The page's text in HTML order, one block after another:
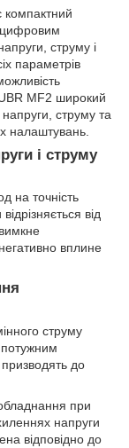
струму і
параметрів
MF2 широкий
струму та
налаштувань.
і струму
на точність
від
вплине
струму
потужним
до
при
напруги
відповідно до